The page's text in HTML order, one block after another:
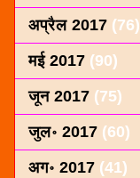
अप्रैल 2017 (76)
मई 2017 (90)
जून 2017 (75)
जुल॰ 2017 (60)
अग॰ 2017 (41)